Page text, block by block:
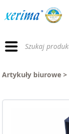
produktów
Artykuły biurowe >